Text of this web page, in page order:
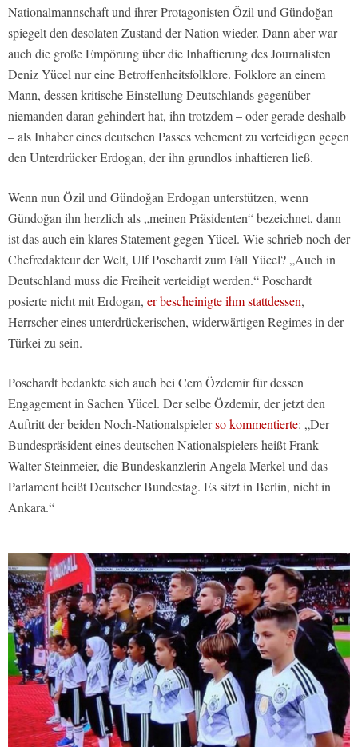
Nationalmannschaft und ihrer Protagonisten Özil und Gündoğan
spiegelt den desolaten Zustand der Nation wieder. Dann aber war
auch die große Empörung über die Inhaftierung des Journalisten
Deniz Yücel nur eine Betroffenheitsfolklore. Folklore an einem
Mann, dessen kritische Einstellung Deutschlands gegenüber
niemanden daran gehindert hat, ihn trotzdem – oder gerade deshalb
– als Inhaber eines deutschen Passes vehement zu verteidigen gegen
den Unterdrücker Erdogan, der ihn grundlos inhaftieren ließ.
Wenn nun Özil und Gündoğan Erdogan unterstützen, wenn
Gündoğan ihn herzlich als „meinen Präsidenten“ bezeichnet, dann
ist das auch ein klares Statement gegen Yücel. Wie schrieb noch der
Chefredakteur der Welt, Ulf Poschardt zum Fall Yücel? „Auch in
Deutschland muss die Freiheit verteidigt werden.“ Poschardt
posierte nicht mit Erdogan, er bescheinigte ihm stattdessen,
Herrscher eines unterdrückerischen, widerwärtigen Regimes in der
Türkei zu sein.
Poschardt bedankte sich auch bei Cem Özdemir für dessen
Engagement in Sachen Yücel. Der selbe Özdemir, der jetzt den
Auftritt der beiden Noch-Nationalspielerso kommentierte: „Der
Bundespräsident eines deutschen Nationalspielers heißt Frank-
Walter Steinmeier, die Bundeskanzlerin Angela Merkel und das
Parlament heißt Deutscher Bundestag. Es sitzt in Berlin, nicht in
Ankara.“